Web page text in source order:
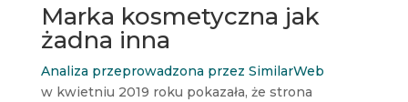
Marka kosmetyczna jak
żadna inna
Analiza przeprowadzona przez SimilarWeb
w kwietniu 2019 roku pokazała, że strona